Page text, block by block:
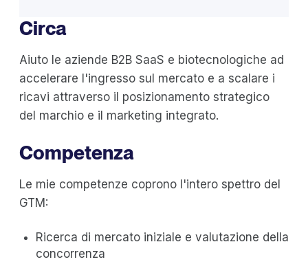
Circa
Aiuto le aziende B2B SaaS e biotecnologiche ad
accelerare l'ingresso sul mercato e a scalare i
ricavi attraverso il posizionamento strategico
del marchio e il marketing integrato.
Competenza
Le mie competenze coprono l'intero spettro del
GTM:
Ricerca di mercato iniziale e valutazione della
concorrenza